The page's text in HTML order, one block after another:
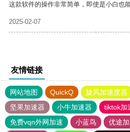
这款软件的操作非常简单，即使是小白也
2025-02-07
友情链接
网站地图 QuickQ 旋风加速度器
坚果加速器
小牛加速器 tiktok加
免费vqn外网加速
小蓝鸟 优途